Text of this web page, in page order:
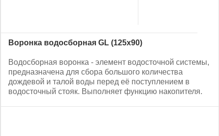
Воронка водосборная GL (125x90)
Водосборная воронка - элемент водосточной системы,
предназначена для сбора большого количества
дождевой и талой воды перед её поступлением в
водосточный стояк. Выполняет функцию накопителя.